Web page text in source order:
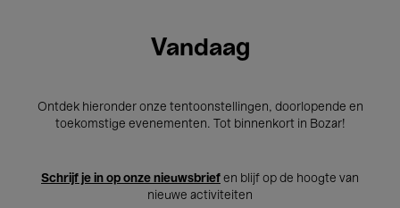
Vandaag
Ontdek hieronder onze tentoonstellingen, doorlopende en
toekomstige evenementen. Tot binnenkort in Bozar!
Schrijf je in op onze nieuwsbrief en blijf op de hoogte van
nieuwe activiteiten